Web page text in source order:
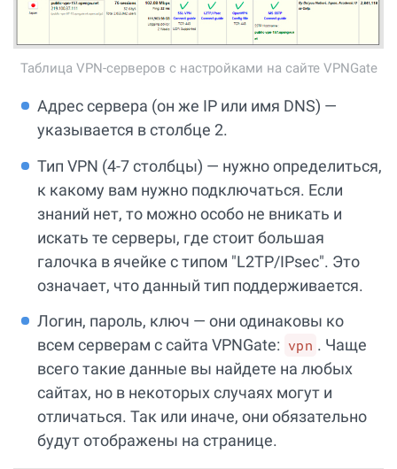
Таблица VPN-серверов с настройками на сайте VPNGate
Адрес сервера (он же IP или имя DNS) —
указывается в столбце 2.
Тип VPN (4-7 столбцы) — нужно определиться,
к какому вам нужно подключаться. Если
знаний нет, то можно особо не вникать и
искать те серверы, где стоит большая
галочка в ячейке с типом "L2TP/IPsec". Это
означает, что данный тип поддерживается.
Логин, пароль, ключ — они одинаковы ко
всем серверам с сайта VPNGate: vpn . Чаще
всего такие данные вы найдете на любых
сайтах, но в некоторых случаях могут и
отличаться. Так или иначе, они обязательно
будут отображены на странице.